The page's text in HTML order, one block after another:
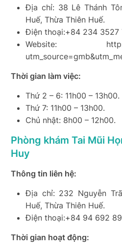
Địa chỉ: 38 Lê Thánh
Huế, Thừa Thiên Huế.
Điện thoại:+84 234 3527
Website: http://
Thời gian làm việc:
Thứ 2 – 6: 11h00 – 13h00.
Thứ 7: 11h00 – 13h00.
Chủ nhật: 8h00 – 12h00.
Phòng khám Tai Mũi
Huy
Thông tin liên hệ:
Địa chỉ: 232 Nguyễn
Huế, Thừa Thiên Huế.
Điện thoại:+84 94 692
Thời gian hoạt động: